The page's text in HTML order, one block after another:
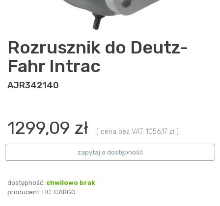
Rozrusznik do Deutz-
Fahr Intrac
AJR342140
1299,09 zł ( cena bez VAT: 1056,17 zł )
zapytaj o dostępność
dostępność: chwilowo brak
producent: HC-CARGO